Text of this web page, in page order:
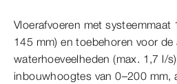
Vloerafvoeren met
145 mm) en toebehoren voor
waterhoeveelheden (max. 1,7 l/
inbouwhoogtes van 0–200 mm,